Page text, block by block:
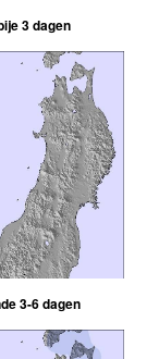
3 dagen
3-6 dagen